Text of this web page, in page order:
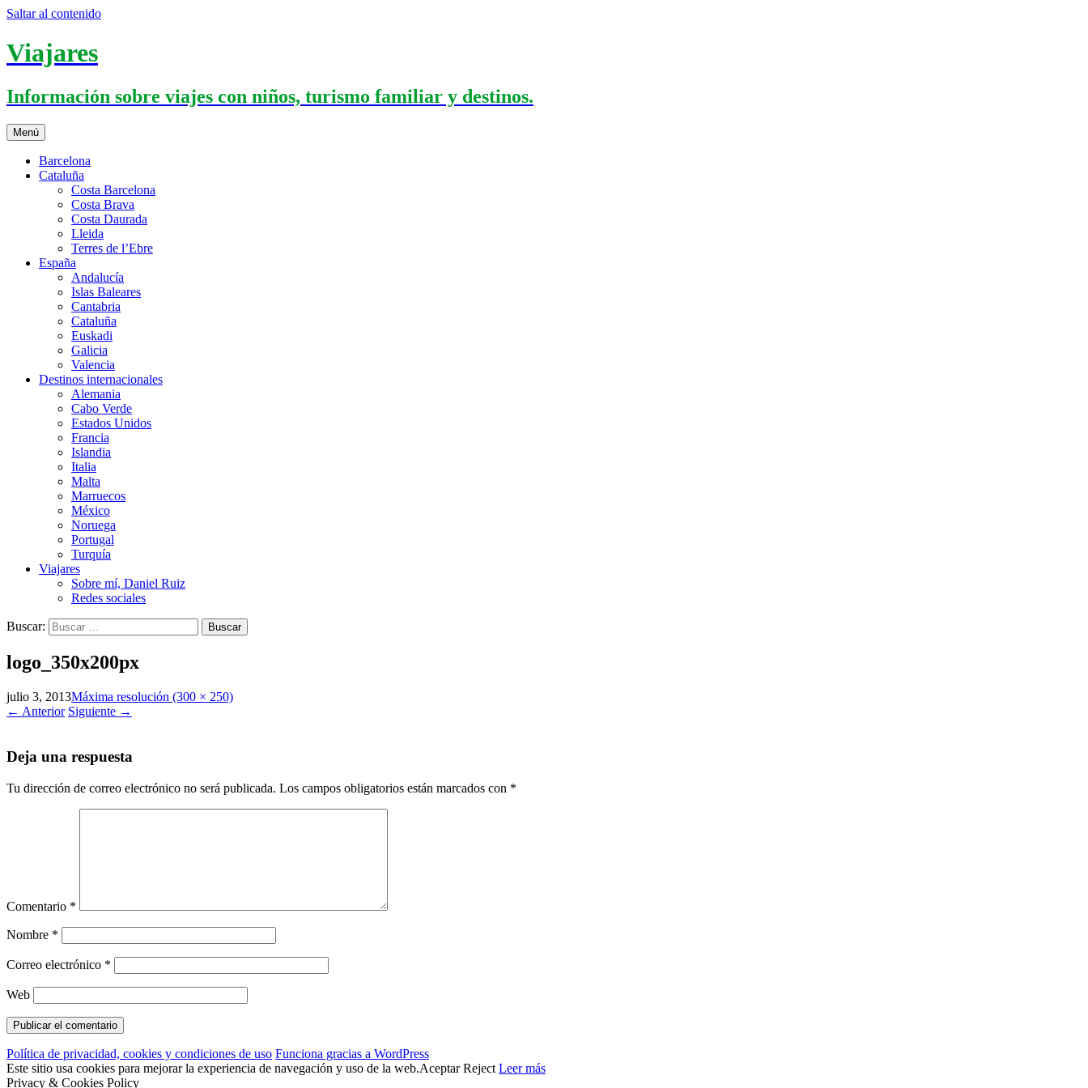
Saltar al contenido
Viajares
Información sobre viajes con niños, turismo familiar y destinos.
Menú
Barcelona
Cataluña
Costa Barcelona
Costa Brava
Costa Daurada
Lleida
Terres de l’Ebre
España
Andalucía
Islas Baleares
Cantabria
Cataluña
Euskadi
Galicia
Valencia
Destinos internacionales
Alemania
Cabo Verde
Estados Unidos
Francia
Islandia
Italia
Malta
Marruecos
México
Noruega
Portugal
Turquía
Viajares
Sobre mí, Daniel Ruiz
Redes sociales
Buscar:
logo_350x200px
julio 3, 2013Máxima resolución (300 × 250)
← Anterior Siguiente →
Deja una respuesta
Tu dirección de correo electrónico no será publicada. Los campos obligatorios están marcados con *
Comentario *
Nombre *
Correo electrónico *
Web
Política de privacidad, cookies y condiciones de uso Funciona gracias a WordPress
Este sitio usa cookies para mejorar la experiencia de navegación y uso de la web.Aceptar Reject Leer más
Privacy & Cookies Policy